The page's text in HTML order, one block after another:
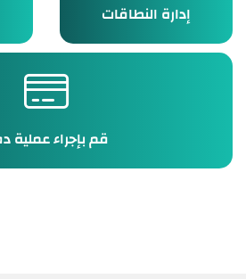
إدارة النطاقات
قم بإجراء عملية دفع